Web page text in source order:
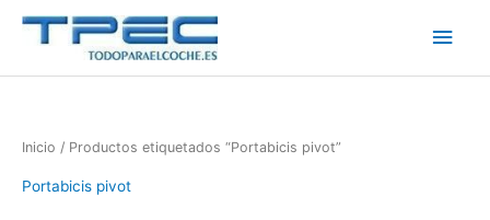
Inicio / Productos etiquetados “Portabicis pivot”
Portabicis pivot